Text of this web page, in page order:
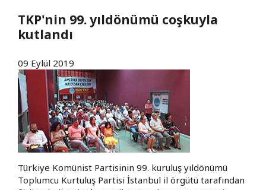
TKP'nin 99. yıldönümü coşkuyla
kutlandı
09 Eylül 2019
Türkiye Komünist Partisinin 99. kuruluş yıldönümü
Toplumcu Kurtuluş Partisi İstanbul il örgütü tarafından